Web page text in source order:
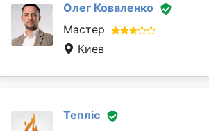
Олег Коваленко
Мастер
Киев
Тепліс